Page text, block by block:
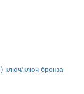
ключ/ключ бронза